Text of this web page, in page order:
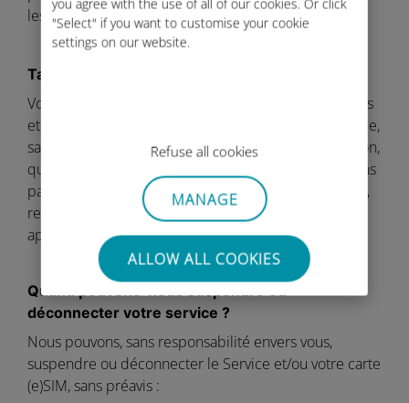
you agree with the use of all of our cookies. Or click
"Select" if you want to customise your cookie
settings on our website.
Refuse all cookies
MANAGE
ALLOW ALL COOKIES
les soldes de crédit ou les allocations.
Taxes et autres charges
Vous devez payer tous les impôts, taxes, suppléments
et autres frais que nous vous facturons pour le Service,
sauf si vous pouvez prouver, à notre libre appréciation,
que vous en êtes exempté. Nous ne vous informerons
pas à l’avance des modifications apportées aux taxes,
redevances, suppléments et autres frais, sauf si la loi
applicable l’exige.
Quand pouvons-nous suspendre ou
déconnecter votre service ?
Nous pouvons, sans responsabilité envers vous,
suspendre ou déconnecter le Service et/ou votre carte
(e)SIM, sans préavis :